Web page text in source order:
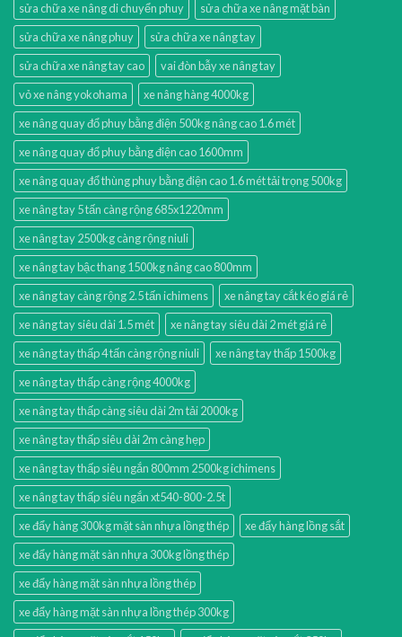
sửa chữa xe nâng di chuyển phuy
sửa chữa xe nâng mặt bàn
sửa chữa xe nâng phuy
sửa chữa xe nâng tay
sửa chữa xe nâng tay cao
vai đòn bẫy xe nâng tay
vỏ xe nâng yokohama
xe nâng hàng 4000kg
xe nâng quay đổ phuy bằng điện 500kg nâng cao 1.6 mét
xe nâng quay đổ phuy bằng điện cao 1600mm
xe nâng quay đổ thùng phuy bằng điện cao 1.6 mét tải trọng 500kg
xe nâng tay 5 tấn càng rộng 685x1220mm
xe nâng tay 2500kg càng rộng niuli
xe nâng tay bậc thang 1500kg nâng cao 800mm
xe nâng tay càng rộng 2.5 tấn ichimens
xe nâng tay cắt kéo giá rẻ
xe nâng tay siêu dài 1.5 mét
xe nâng tay siêu dài 2 mét giá rẻ
xe nâng tay thấp 4 tấn càng rộng niuli
xe nâng tay thấp 1500kg
xe nâng tay thấp càng rộng 4000kg
xe nâng tay thấp càng siêu dài 2m tải 2000kg
xe nâng tay thấp siêu dài 2m càng hẹp
xe nâng tay thấp siêu ngắn 800mm 2500kg ichimens
xe nâng tay thấp siêu ngắn xt540-800-2.5t
xe đẩy hàng 300kg mặt sàn nhựa lồng thép
xe đẩy hàng lồng sắt
xe đẩy hàng mặt sàn nhựa 300kg lồng thép
xe đẩy hàng mặt sàn nhựa lồng thép
xe đẩy hàng mặt sàn nhựa lồng thép 300kg